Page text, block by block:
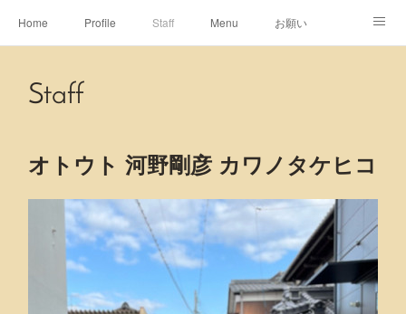
Home Profile Staff Menu お願い
Staff
オトウト 河野剛彦 カワノタケヒコ